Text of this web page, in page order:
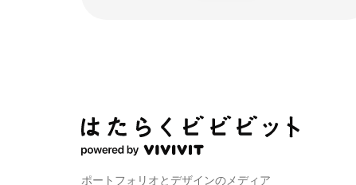
ポートフォリオとデザインのメディア